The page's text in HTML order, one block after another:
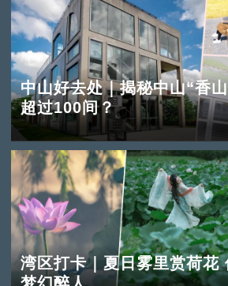
中山好去处｜揭秘中山“香
超过100间？
湾区打卡｜夏日雾里赏荷花
梦幻醉人